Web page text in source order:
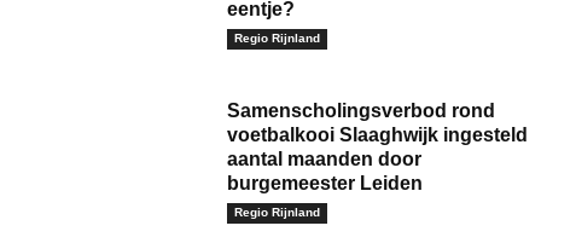
eentje?
Regio Rijnland
Samenscholingsverbod rond
voetbalkooi Slaaghwijk ingesteld
aantal maanden door
burgemeester Leiden
Regio Rijnland